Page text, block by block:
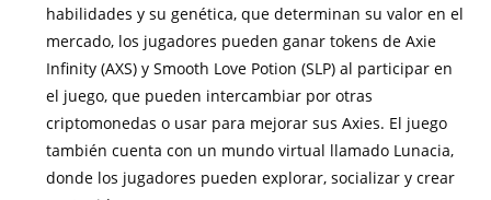
habilidades y su genética, que determinan su valor en el
mercado, los jugadores pueden ganar tokens de Axie
Infinity (AXS) y Smooth Love Potion (SLP) al participar en
el juego, que pueden intercambiar por otras
criptomonedas o usar para mejorar sus Axies. El juego
también cuenta con un mundo virtual llamado Lunacia,
donde los jugadores pueden explorar, socializar y crear